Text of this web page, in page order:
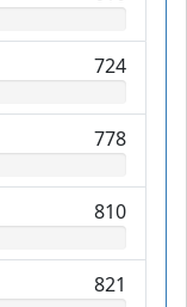
724
778
810
821